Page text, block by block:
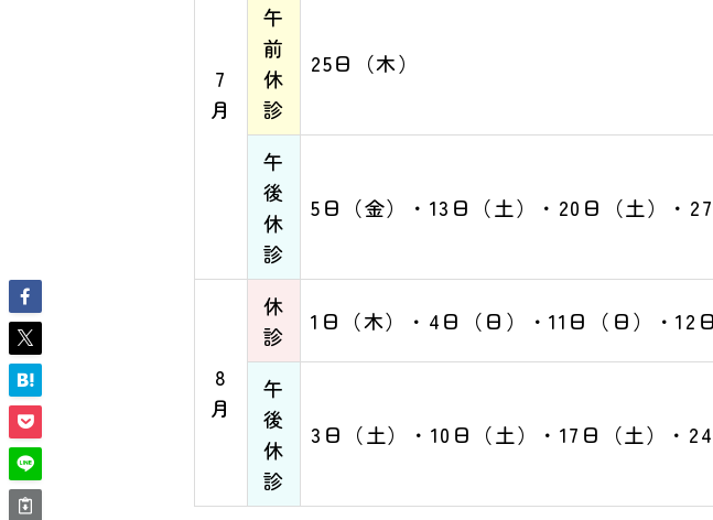
7
月
午
前
休
診
25日（木）
午
後
休
診
5日（金）・13日（土）・20日（土）・27
8
月
休
診
1日（木）・4日（日）・11日（日）・12
午
後
休
診
3日（土）・10日（土）・17日（土）・